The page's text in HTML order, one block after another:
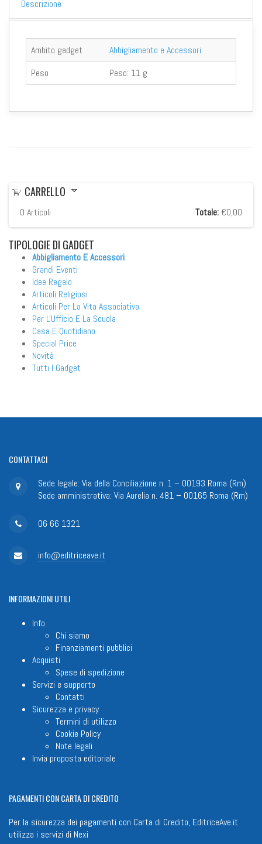
Descrizione
Ambito gadget
Abbigliamento e Accessori
Peso
Peso: 11 g
CARRELLO
0 Articoli Totale: €0,00
TIPOLOGIEDI GADGET
Abbigliamento E Accessori
Grandi Eventi
Idee Regalo
Articoli Religiosi
Articoli Per La Vita Associativa
Per L'Ufficio E La Scuola
Casa E Quotidiano
Special Price
Novità
Tutti I Gadget
CONTATTACI
Sede legale: Via della Conciliazione n. 1 – 00193 Roma (Rm)
Sede amministrativa: Via Aurelia n. 481 – 00165 Roma (Rm)
06 66 1321
info@editriceave.it
INFORMAZIONIUTILI
Info
Chi siamo
Finanziamenti pubblici
Acquisti
Spese di spedizione
Servizi e supporto
Contatti
Sicurezza e privacy
Termini di utilizzo
Cookie Policy
Note legali
Invia proposta editoriale
PAGAMENTICON CARTA DI CREDITO
Per la sicurezza dei pagamenti con Carta di Credito, EditriceAve.it
utilizza i servizi di Nexi